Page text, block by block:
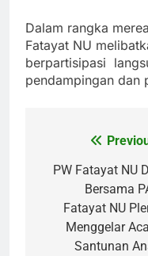
Dalam rangka
Fatayat NU
berpartisipasi
pendampingan dan
navigation
PW Fatayat NU
Bersama
Fatayat NU
Menggelar
Santunan